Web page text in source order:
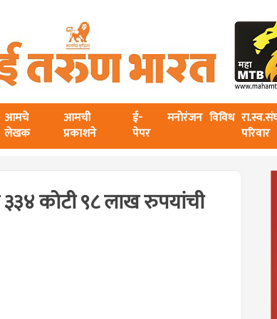
आमचे
लेखक
आमची
प्रकाशने
ई-
पेपर
मनोरंजन विविध
परिवार
कोटी ९८ लाख रुपयांची